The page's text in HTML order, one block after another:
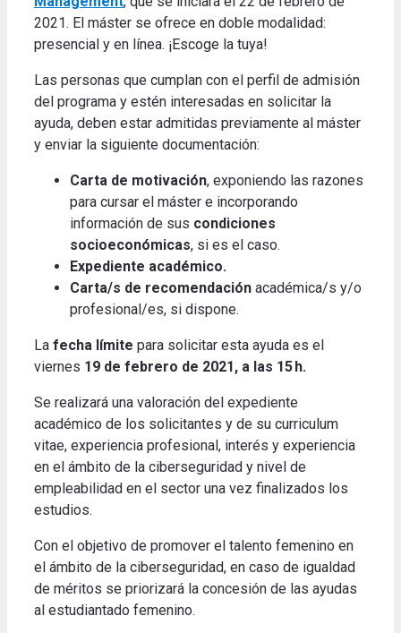
2021. El máster se ofrece en doble modalidad:
presencial y en línea. ¡Escoge la tuya!
Las personas que cumplan con el perfil de admisión
del programa y estén interesadas en solicitar la
ayuda, deben estar admitidas previamente al máster
y enviar la siguiente documentación:
Carta de motivación, exponiendo las razones
para cursar el máster e incorporando
información de sus condiciones
socioeconómicas, si es el caso.
Expediente académico.
Carta/s de recomendación académica/s y/o
profesional/es, si dispone.
La fecha límite para solicitar esta ayuda es el
viernes 19 de febrero de 2021, a las 15 h.
Se realizará una valoración del expediente
académico de los solicitantes y de su curriculum
vitae, experiencia profesional, interés y experiencia
en el ámbito de la ciberseguridad y nivel de
empleabilidad en el sector una vez finalizados los
estudios.
Con el objetivo de promover el talento femenino en
el ámbito de la ciberseguridad, en caso de igualdad
de méritos se priorizará la concesión de las ayudas
al estudiantado femenino.